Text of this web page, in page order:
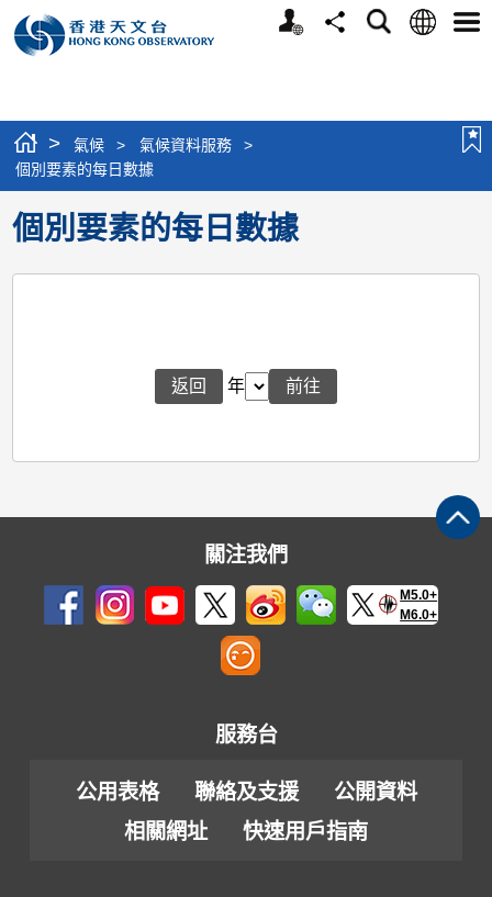
個
分
搜
語
選
> 氣候 > 氣候資料服務
>
個別要素的每日數據
個別要素的每日數據
返回 年 前往
關注我們
M5.0+
M6.0+
服務台
公用表格 聯絡及支援
公開資料
相關網址
快速用戶指南